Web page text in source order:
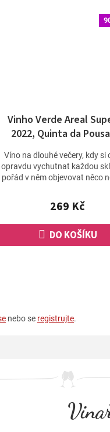
Vinho Verde Areal
2022, Quinta da
269 Kč
DO KOŠÍKU
Víno na dlouhé večery, kdy si
opravdu vychutnat každou
pořád v něm objevovat něco
tóny citrusů,...
nebo se registrujte.